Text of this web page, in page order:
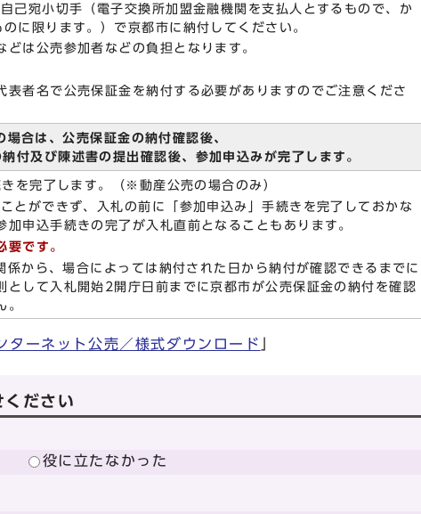
己宛小切手（電子交換所加盟金融機関を支払人とするもので、か
に限ります。）で京都市に納付してください。
は公売参加者などの負担となります。
者名で公売保証金を納付する必要がありますのでご注意くださ
合は、公売保証金の納付確認後、
付及び陳述書の提出確認後、参加申込みが完了します。
を完了します。（※動産公売の場合のみ）
ができず、入札の前に「参加申込み」手続きを完了しておかな
申込手続きの完了が入札直前となることもあります。
要です。
から、場合によっては納付された日から納付が確認できるまでに
して入札開始2開庁日前までに京都市が公売保証金の納付を確認
。
ターネット公売／様式ダウンロード
ください
役に立たなかった